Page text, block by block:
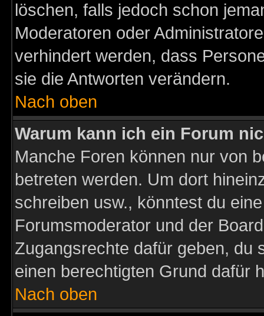
löschen, falls jedoch schon
Moderatoren oder
verhindert werden, dass
sie die Antworten verändern.
Nach oben
Warum kann ich ein Forum
Manche Foren können nur von
betreten werden. Um dort
schreiben usw., könntest du
Forumsmoderator und der
Zugangsrechte dafür geben, du
einen berechtigten Grund dafür
Nach oben